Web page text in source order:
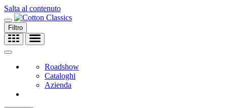
Salta al contenuto
Filtro
Roadshow
Cataloghi
Azienda